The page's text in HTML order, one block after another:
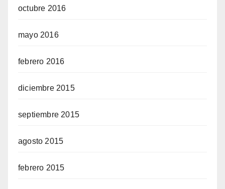
octubre 2016
mayo 2016
febrero 2016
diciembre 2015
septiembre 2015
agosto 2015
febrero 2015